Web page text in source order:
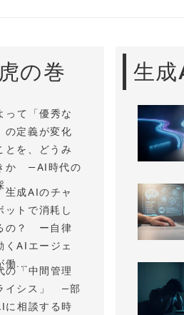
の巻
って「優秀な
の定義が変化
とを、どうみ
か —AI時代の
...
生成AIのチャ
ットで消耗し
の？ ー自律
くAIエージェ
働...
の「中間管理
イシス」 —部
に相談する時
生成